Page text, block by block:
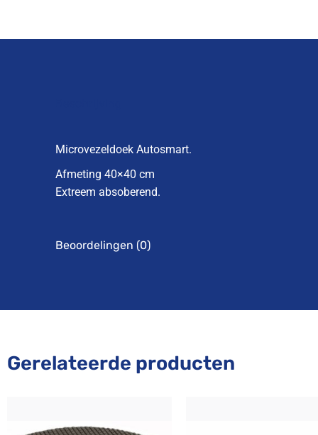
Microvezeldoek Autosmart.
Afmeting 40×40 cm
Extreem absoberend.
Beoordelingen (0)
Gerelateerde producten